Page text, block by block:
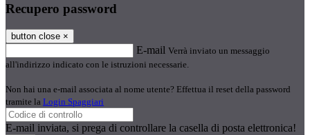
Recupero password
button close ×
E-mail Verrà inviato un messaggio
all'indirizzo indicato con le istruzioni necessarie.
Non hai una e-mail associata al nome utente? Effettua il reset della password
tramite la Login Spaggiari
E-mail inviata, si prega di controllare la casella di posta elettronica!